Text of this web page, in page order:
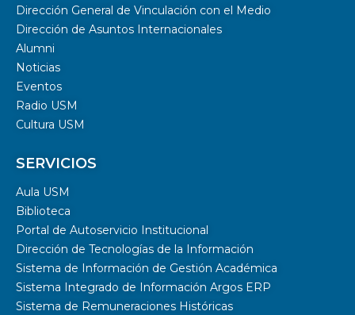
Dirección General de Vinculación con el Medio
Dirección de Asuntos Internacionales
Alumni
Noticias
Eventos
Radio USM
Cultura USM
SERVICIOS
Aula USM
Biblioteca
Portal de Autoservicio Institucional
Dirección de Tecnologías de la Información
Sistema de Información de Gestión Académica
Sistema Integrado de Información Argos ERP
Sistema de Remuneraciones Históricas